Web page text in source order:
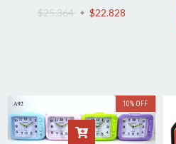
$25.364
$22.828
10% OFF